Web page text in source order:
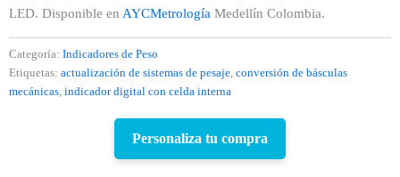
LED. Disponible en AYCMetrología Medellín Colombia.
Categoría: Indicadores de Peso
Etiquetas: actualización de sistemas de pesaje conversión de básculas
mecánicas indicador digital con celda interna
Personaliza tu compra